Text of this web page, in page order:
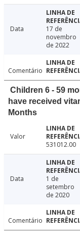
Data
17 de
novembro
de 2022
Comentário
Children 6 - 59
have received
Months
Valor
531012.00
Data
1 de
setembro
de 2020
Comentário